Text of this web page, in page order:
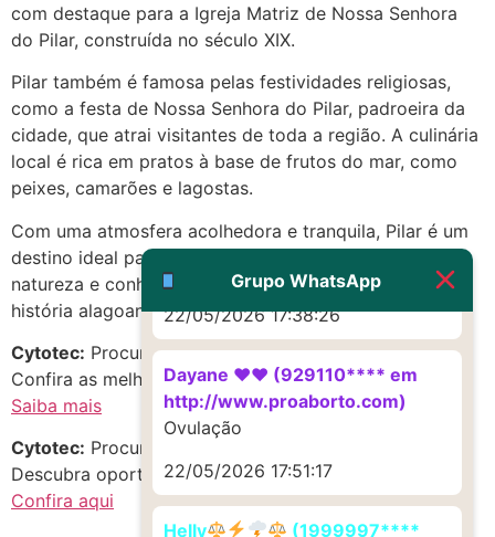
com destaque para a Igreja Matriz de Nossa Senhora
do Pilar, construída no século XIX.
Pilar também é famosa pelas festividades religiosas,
como a festa de Nossa Senhora do Pilar, padroeira da
cidade, que atrai visitantes de toda a região. A culinária
local é rica em pratos à base de frutos do mar, como
peixes, camarões e lagostas.
Com uma atmosfera acolhedora e tranquila, Pilar é um
destino ideal para quem busca relaxar em meio à
natureza e conhecer um pouco mais da cultura e
história alagoana.
Cytotec: Procurando c.i.t.o.t.e.c em Pilar, Paraíba?
Confira as melhores opções!
Saiba mais
Cytotec: Procurando abortivo no estado de Paraíba?
Descubra oportunidades incríveis!
Confira aqui
Grupo WhatsApp
(879121**** em
Deve ser um corrimento normal
mesmo
22/05/2026 17:19:47
G (1199866**** em
http://www.proaborto.com)
Muito obrigadaaaaa
22/05/2026 17:38:26
Dayane ♥️♥️ (929110**** em
http://www.proaborto.com)
Ovulação
22/05/2026 17:51:17
Helly (1999997****